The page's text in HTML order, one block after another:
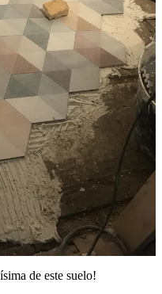
de este suelo!